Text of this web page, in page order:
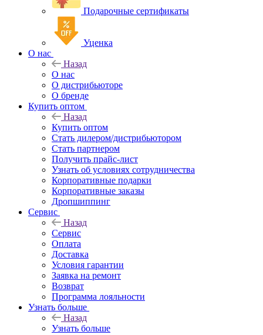
Подарочные сертификаты
Уценка
О нас
Назад
О нас
О дистрибьюторе
О бренде
Купить оптом
Назад
Купить оптом
Стать дилером/дистрибьютором
Стать партнером
Получить прайс-лист
Узнать об условиях сотрудничества
Корпоративные подарки
Корпоративные заказы
Дропшиппинг
Сервис
Назад
Сервис
Оплата
Доставка
Условия гарантии
Заявка на ремонт
Возврат
Программа лояльности
Узнать больше
Назад
Узнать больше